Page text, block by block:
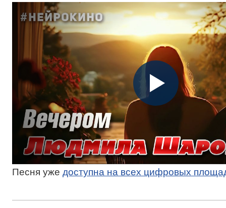
Песня уже доступна на всех цифровых